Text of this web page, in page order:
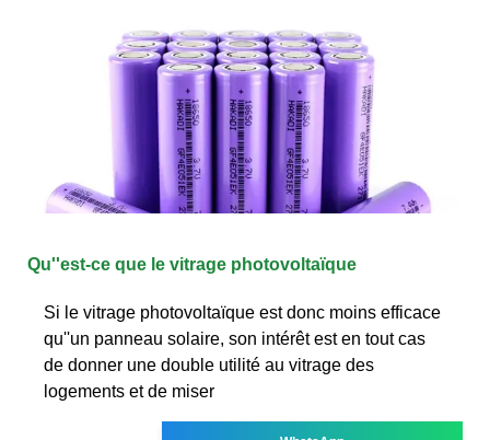
Qu''est-ce que le vitrage photovoltaïque
Si le vitrage photovoltaïque est donc moins efficace
qu''un panneau solaire, son intérêt est en tout cas
de donner une double utilité au vitrage des
logements et de miser